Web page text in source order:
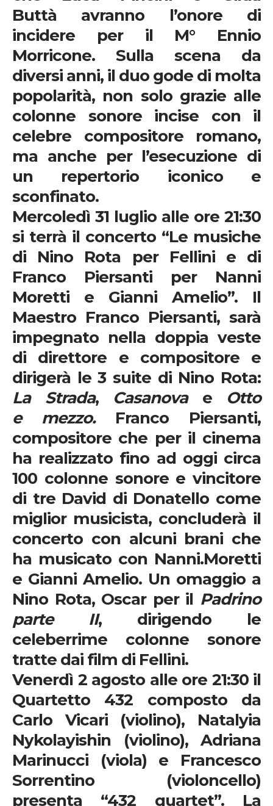
Buttà avranno l’onore di
incidere per il M° Ennio
Morricone. Sulla scena da
diversi anni, il duo gode di molta
popolarità, non solo grazie alle
colonne sonore incise con il
celebre compositore romano,
ma anche per l’esecuzione di
un repertorio iconico e
sconfinato.
Mercoledì 31 luglio alle ore 21:30
si terrà il concerto “Le musiche
di Nino Rota per Fellini e di
Franco Piersanti per Nanni
Moretti e Gianni Amelio”. Il
Maestro Franco Piersanti, sarà
impegnato nella doppia veste
di direttore e compositore e
dirigerà le 3 suite di Nino Rota:
La Strada, Casanovae Otto
e mezzo.Franco Piersanti,
compositore che per il cinema
ha realizzato fino ad oggi circa
100 colonne sonore e vincitore
di tre David di Donatello come
miglior musicista, concluderà il
concerto con alcuni brani che
ha musicato con Nanni.Moretti
e Gianni Amelio. Un omaggio a
Nino Rota, Oscar per il Padrino
parte II, dirigendo le
celeberrime colonne sonore
tratte dai film di Fellini.
Venerdì 2 agosto alle ore 21:30 il
Quartetto 432 composto da
Carlo Vicari (violino), Natalyia
Nykolayishin (violino), Adriana
Marinucci (viola) e Francesco
Sorrentino (violoncello)
presenta “432 quartet”.La